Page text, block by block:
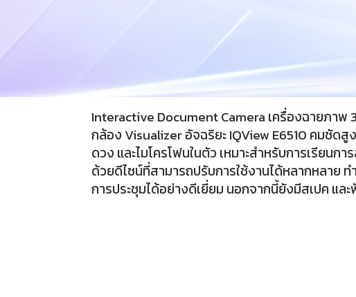
Interactive Document Camera เครื่องฉายภาพ
กล้อง Visualizer อัจฉริยะ IQView E6510 คมชัด
ดวง และไมโครโฟนในตัว เหมาะสำหรับการเรียนก
ด้วยดีไซน์ที่สามารถปรับการใช้งานได้หลากหลาย
การประชุมได้อย่างดีเยี่ยม นอกจากนี้ยังมีสเปค แล